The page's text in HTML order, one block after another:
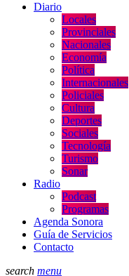
Diario
Locales
Provinciales
Nacionales
Economía
Política
Internacionales
Policiales
Cultura
Deportes
Sociales
Tecnología
Turismo
Sonar
Radio
Podcast
Programas
Agenda Sonora
Guía de Servicios
Contacto
search menu